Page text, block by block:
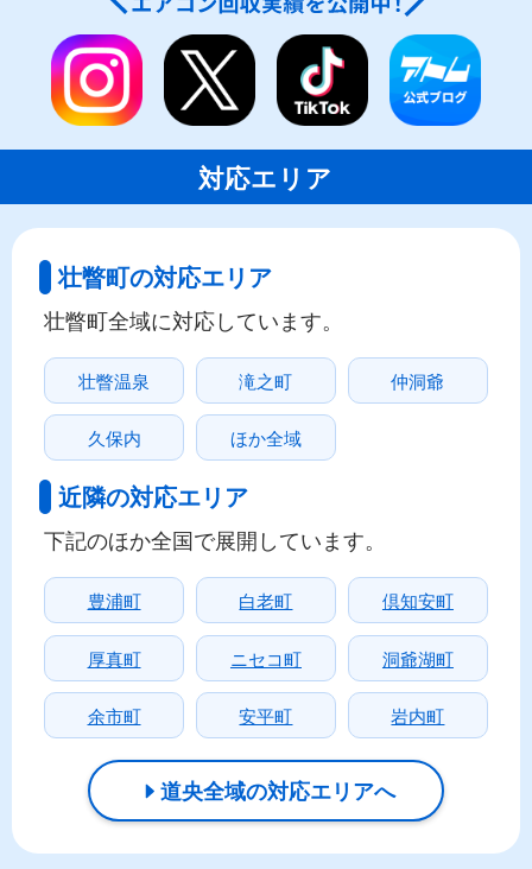
対応エリア
壮瞥町の対応エリア
壮瞥町全域に対応しています。
壮瞥温泉 滝之町 仲洞爺
久保内 ほか全域
近隣の対応エリア
下記のほか全国で展開しています。
豊浦町 白老町 倶知安町
厚真町 ニセコ町 洞爺湖町
余市町 安平町 岩内町
道央全域の対応エリアへ